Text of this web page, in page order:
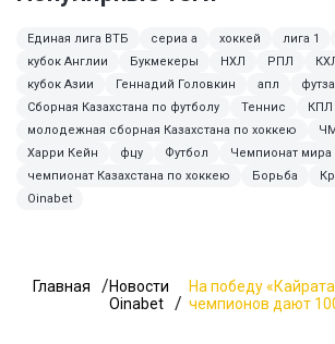
Единая лига ВТБ сериа а хоккей лига 1
кубок Англии
Букмекеры НХЛ РПЛ
кубок Азии
Геннадий Головкин апл
Сборная Казахстана по футболу
Теннис КПЛ
молодежная сборная Казахстана по хоккею
Харри Кейн
фцу Футбол
Чемпионат мира
чемпионат Казахстана по хоккею
Борьба
Oinabet
Главная
Новости
Oinabet
На победу
чемпионов дают